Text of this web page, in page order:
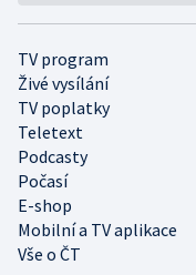
TV program
Živé vysílání
TV poplatky
Teletext
Podcasty
Počasí
E-shop
Mobilní a TV aplikace
Vše o ČT